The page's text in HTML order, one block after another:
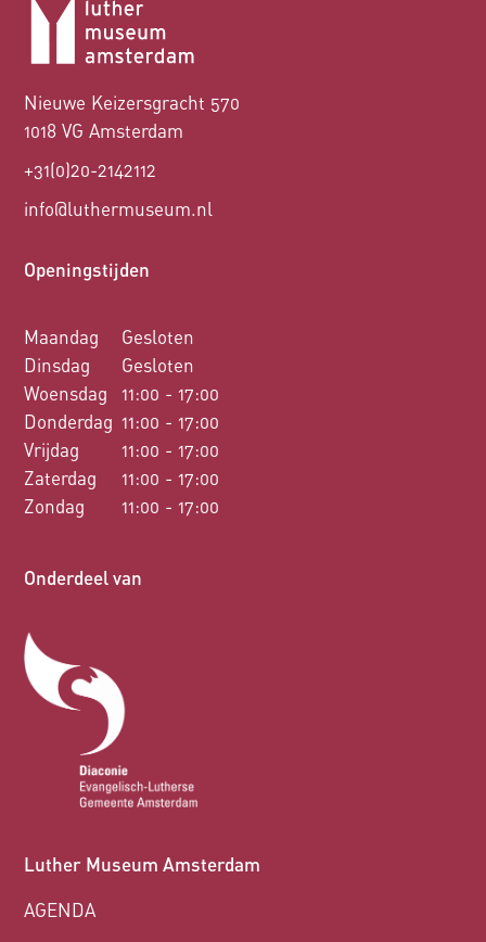
Nieuwe Keizersgracht 570
1018 VG Amsterdam
+31(0)20-2142112
info@luthermuseum.nl
Openingstijden
Maandag
Dinsdag
Woensdag
Donderdag
Vrijdag
Zaterdag
Zondag
Gesloten
Gesloten
11:00 - 17:00
11:00 - 17:00
11:00 - 17:00
11:00 - 17:00
11:00 - 17:00
Onderdeel van
Luther Museum Amsterdam
AGENDA